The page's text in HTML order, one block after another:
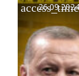
access_time
26.09.2024